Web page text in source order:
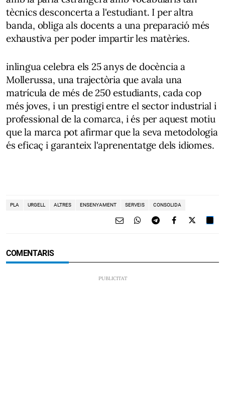
tècnics desconcerta a l'estudiant. I per altra
banda, obliga als docents a una preparació més
exhaustiva per poder impartir les matèries.
inlingua celebra els 25 anys de docència a
Mollerussa, una trajectòria que avala una
matrícula de més de 250 estudiants, cada cop
més joves, i un prestigi entre el sector industrial i
professional de la comarca, i és per aquest motiu
que la marca pot afirmar que la seva metodologia
és eficaç i garanteix l'aprenentatge dels idiomes.
PLA URGELL ALTRES ENSENYAMENT SERVEIS CONSOLIDA
COMENTARIS